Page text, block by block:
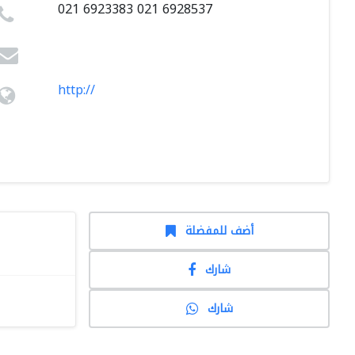
021 6923383 021 6928537
http://
أضف للمفضلة
شارك
شارك